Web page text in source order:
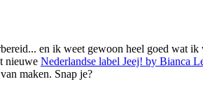
en ik weet gewoon heel goed wat
nieuwe Nederlandse label Jeej! by Bianca
maken. Snap je?